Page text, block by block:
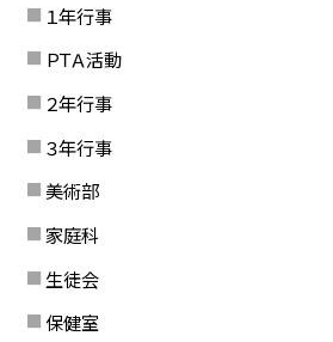
１年行事
ＰＴＡ活動
２年行事
３年行事
美術部
家庭科
生徒会
保健室